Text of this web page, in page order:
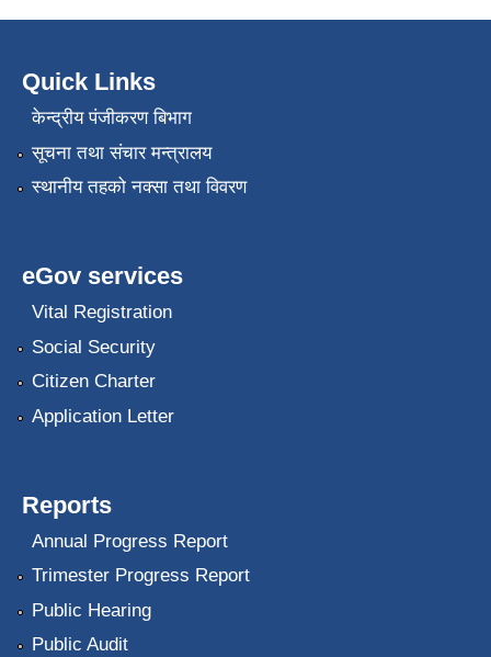
Quick Links
केन्द्रीय पंजीकरण बिभाग
सूचना तथा संचार मन्त्रालय
स्थानीय तहको नक्सा तथा विवरण
eGov services
Vital Registration
Social Security
Citizen Charter
Application Letter
Reports
Annual Progress Report
Trimester Progress Report
Public Hearing
Public Audit